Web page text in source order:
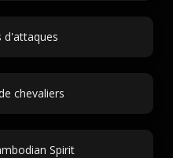
d'attaques
chevaliers
Spirit